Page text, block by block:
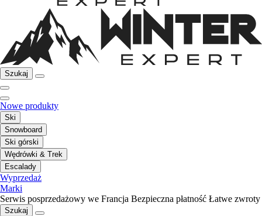
Szukaj
Nowe produkty
Ski
Snowboard
Ski górski
Wędrówki & Trek
Escalady
Wyprzedaż
Marki
Serwis posprzedażowy we Francja Bezpieczna płatność Łatwe zwroty
Szukaj